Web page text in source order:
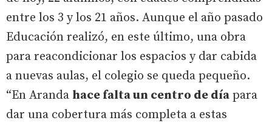
entre los 3 y los 21 años. Aunque el año pasado
Educación realizó, en este último, una obra
para reacondicionar los espacios y dar cabida
a nuevas aulas, el colegio se queda pequeño.
“En Aranda hace falta un centro de día para
dar una cobertura más completa a estas